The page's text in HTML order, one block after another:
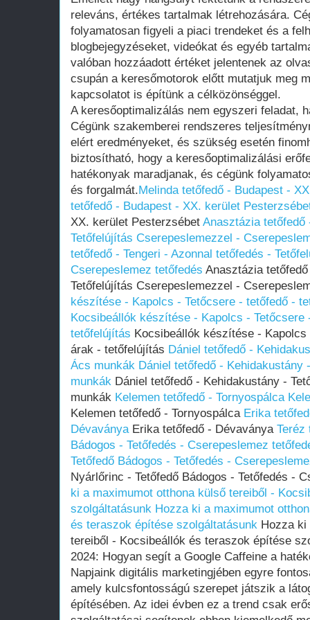
releváns, értékes tartalmak létrehozására.
folyamatosan figyeli a piaci trendeket és a
blogbejegyzéseket, videókat és egyéb
valóban hozzáadott értéket jelentenek az
csupán a keresőmotorok előtt mutatjuk meg
kapcsolatot is építünk a célközönséggel.
A keresőoptimalizálás nem egyszeri feladat,
Cégünk szakemberei rendszeres
elért eredményeket, és szükség esetén
biztosítható, hogy a keresőoptimalizálási
hatékonyak maradjanak, és cégünk
és forgalmát.Melinda tetőfedő - Budapest -
tetőfedő - Budapest - XX. kerület
XX. kerület Pesterzsébet Anasztázia tetőfedő
Tetőfelújítás Cserepeslemezzel -
tetőfedő - Tengeri - Azonnal tetőfedés -
Cserepeslemez tetőfedés Anasztázia
Tetőfelújítás Cserepeslemezzel -
készítése - Kapolcs - Tetőcsere - tetőfedő -
Kocsibeállók készítése - Kapolcs - Tetőcsere
tetőfelújítás Kocsibeállók készítése -
árak - tetőfelújítás Dániel tetőfedő -
Ács munkák Dániel tetőfedő - Kehidakustány
munkák Dániel tetőfedő - Kehidakustány -
munkák Kelemen tetőfedő - Tornyospálca
Kelemen tetőfedő - Tornyospálca Erika
DévaványaErika tetőfedő - Dévaványa Teréz
Bádogos - Tetőfedés - Cserepeslemez
Tetőfedő Bádogos - Tetőfedés -
Nyárlőrinc - Tetőfedő Bádogos - Tetőfedés -
ki a maximumot otthona külső tereiből -
szolgáltatásunk Hozza ki a maximumot
és teraszok építése szolgáltatásunk Hozza ki
tereiből - Kocsibeállók és teraszok építése
2024: Hogyan segít a Google Caffeine a
Napjaink digitális marketingjében egyre
amely kulcsfontosságú szerepet játszik a
építésében. Az idei évben ez a trend csak